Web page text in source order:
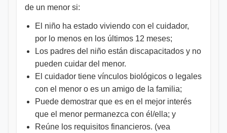
de un menor si:
El niño ha estado viviendo con el cuidador,
por lo menos en los últimos 12 meses;
Los padres del niño están discapacitados y no
pueden cuidar del menor.
El cuidador tiene vínculos biológicos o legales
con el menor o es un amigo de la familia;
Puede demostrar que es en el mejor interés
que el menor permanezca con él/ella; y
Reúne los requisitos financieros. (vea